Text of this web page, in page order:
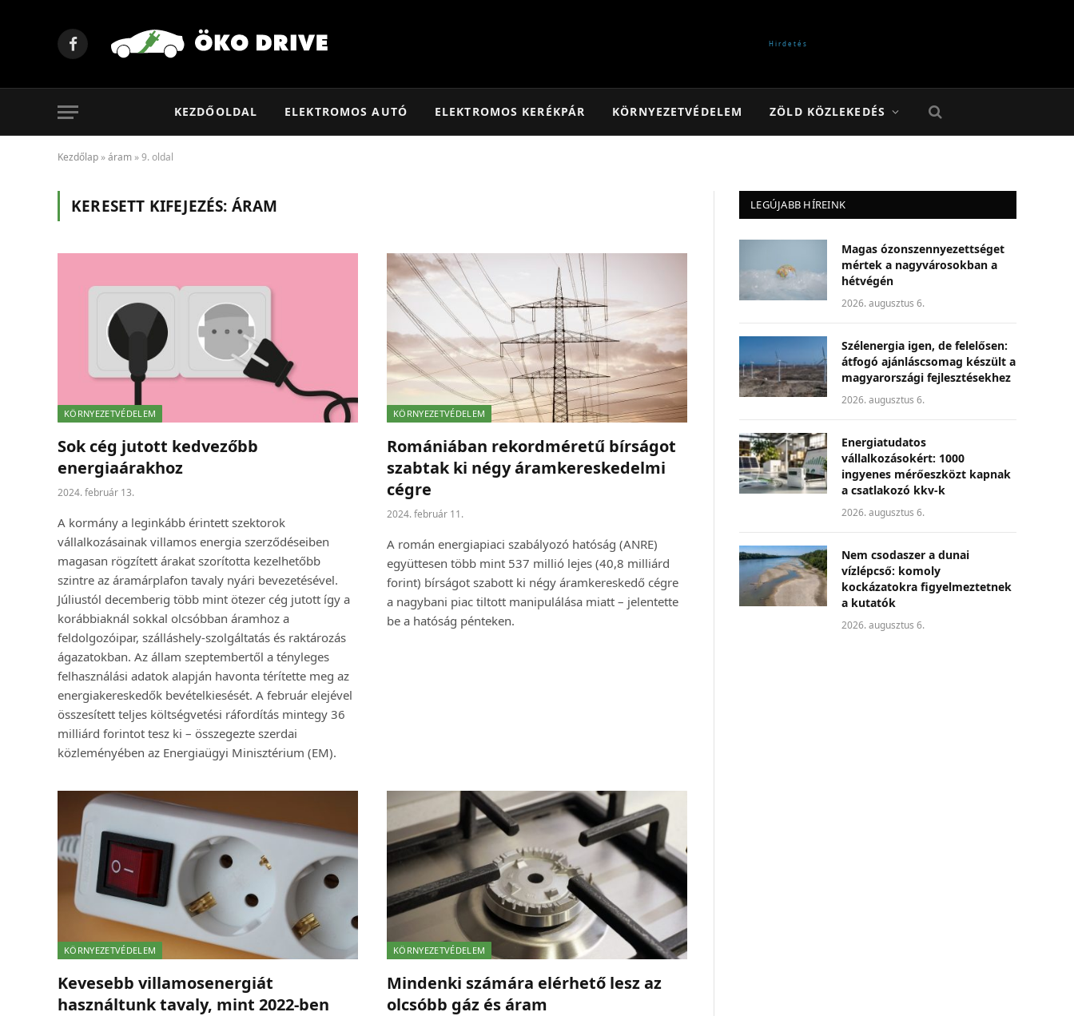
Facebook
KEZDŐOLDAL ELEKTROMOS AUTÓ ELEKTROMOS KERÉKPÁR KÖRNYEZETVÉDELEM ZÖLD KÖZLEKEDÉS
Kezdőlap »áram »9. oldal
KERESETT KIFEJEZÉS: ÁRAM
KÖRNYEZETVÉDELEM
Sok cég jutott kedvezőbb
energiaárakhoz
2024. február 13.
A kormány a leginkább érintett szektorok
vállalkozásainak villamos energia szerződéseiben
magasan rögzített árakat szorította kezelhetőbb
szintre az áramárplafon tavaly nyári bevezetésével.
Júliustól decemberig több mint ötezer cég jutott így a
korábbiaknál sokkal olcsóbban áramhoz a
feldolgozóipar, szálláshely-szolgáltatás és raktározás
ágazatokban. Az állam szeptembertől a tényleges
felhasználási adatok alapján havonta térítette meg az
energiakereskedők bevételkiesését. A február elejével
összesített teljes költségvetési ráfordítás mintegy 36
milliárd forintot tesz ki – összegezte szerdai
közleményében az Energiaügyi Minisztérium (EM).
KÖRNYEZETVÉDELEM
Romániában rekordméretű bírságot
szabtak ki négy áramkereskedelmi
cégre
2024. február 11.
A román energiapiaci szabályozó hatóság (ANRE)
együttesen több mint 537 millió lejes (40,8 milliárd
forint) bírságot szabott ki négy áramkereskedő cégre
a nagybani piac tiltott manipulálása miatt – jelentette
be a hatóság pénteken.
KÖRNYEZETVÉDELEM
Kevesebb villamosenergiát
használtunk tavaly, mint 2022-ben
KÖRNYEZETVÉDELEM
Mindenki számára elérhető lesz az
olcsóbb gáz és áram
LEGÚJABB HÍREINK
Magas ózonszennyezettséget
mértek a nagyvárosokban a
hétvégén
2026. augusztus 6.
Szélenergia igen, de felelősen:
átfogó ajánláscsomag készült a
magyarországi fejlesztésekhez
2026. augusztus 6.
Energiatudatos
vállalkozásokért: 1000
ingyenes mérőeszközt kapnak
a csatlakozó kkv-k
2026. augusztus 6.
Nem csodaszer a dunai
vízlépcső: komoly
kockázatokra figyelmeztetnek
a kutatók
2026. augusztus 6.